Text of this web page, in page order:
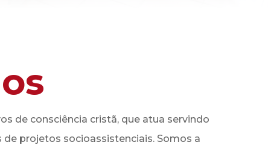
de consciência cristã, que atua servindo
projetos socioassistenciais. Somos a